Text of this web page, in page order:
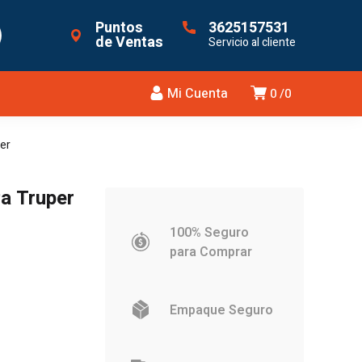
Puntos
de Ventas
3625157531
Servicio al cliente
0 0
Mi Cuenta
Truper
100% Seguro
para Comprar
Empaque Seguro